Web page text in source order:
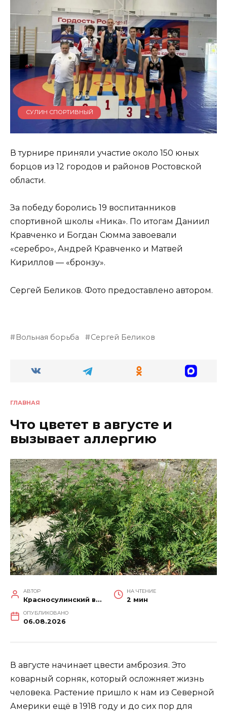
СУЛИН СПОРТИВНЫЙ
В турнире приняли участие около 150 юных
борцов из 12 городов и районов Ростовской
области.
За победу боролись 19 воспитанников
спортивной школы «Ника». По итогам Даниил
Кравченко и Богдан Сюмма завоевали
«серебро», Андрей Кравченко и Матвей
Кириллов — «бронзу».
Сергей Беликов. Фото предоставлено автором.
Вольная борьба Сергей Беликов
ГЛАВНАЯ
Что цветет в августе и
вызывает аллергию
АВТОР
Красносулинский вестник
НА ЧТЕНИЕ
2 мин
ОПУБЛИКОВАНО
06.08.2026
В августе начинает цвести амброзия. Это
коварный сорняк, который осложняет жизнь
человека. Растение пришло к нам из Северной
Америки ещё в 1918 году и до сих пор для